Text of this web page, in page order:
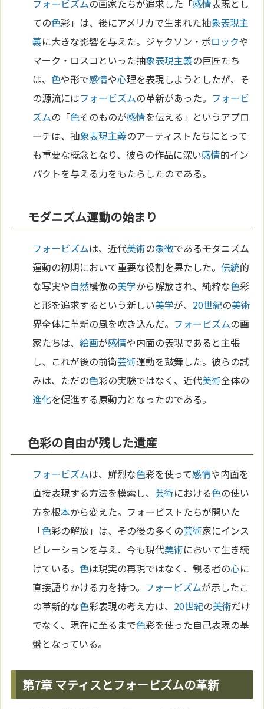
フォービズムの画家たちが追求した「感情表現とし
ての色彩」は、後にアメリカで生まれた抽象表現主
義に大きな影響を与えた。ジャクソン・ポロックや
マーク・ロスコといった抽象表現主義の巨匠たち
は、色や形で感情や心理を表現しようとしたが、そ
の源流にはフォービズムの革新があった。 フォービ
ズムの「色そのものが感情を伝える」というアプロ
ーチは、抽象表現主義のアーティストたちにとって
も重要な概念となり、彼らの作品に深い感情的イン
パクトを与える力をもたらしたのである。
モダニズム運動の始まり
フォービズムは、近代美術の象徴であるモダニズム
運動の初期において重要な役割を果たした。伝統的
な写実や自然模倣の美学から解放され、純粋な色彩
と形を追求するという新しい美学が、 20世紀の美術
界全体に革新の風を吹き込んだ。 フォービズムの画
家たちは、絵画が感情や内面の表現であると主張
し、これが後の前衛芸術運動を鼓舞した。彼らの試
みは、ただの色彩の実験ではなく、近代美術全体の
進化を促進する原動力となったのである。
色彩の自由が残した遺産
フォービズムは、鮮烈な色彩を使って感情や内面を
直接表現する方法を模索し、芸術における色の使い
方を根本から変えた。フォービストたちが開いた
「色彩の解放」は、その後の多くの芸術家にインス
ピレーションを与え、今も現代美術において生き続
けている。色は現実の再現ではなく、観る者の心に
直接語りかける力を持つ。 フォービズムが示したこ
の革新的な色彩表現の考え方は、 20世紀の美術だけ
でなく、現在に至るまで色彩を使った自己表現の基
盤となっている。
第7章 マティスとフォービズムの革新